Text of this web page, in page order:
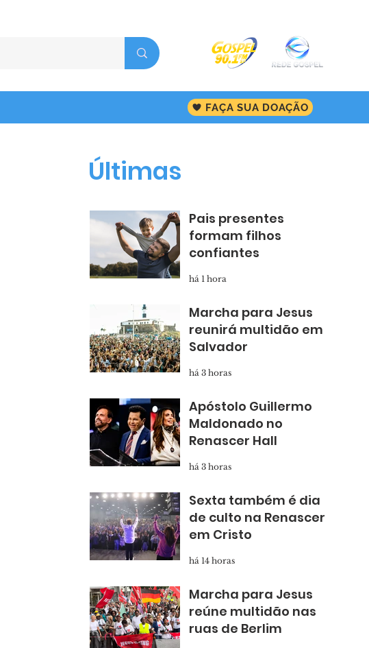
FAÇA SUA DOAÇÃO
Pais presentes
formam filhos
confiantes
há 1 hora
Marcha para Jesus
reunirá multidão em
Salvador
há 3 horas
Apóstolo Guillermo
Maldonado no
Renascer Hall
há 3 horas
Sexta também é dia
de culto na Renascer
em Cristo
há 14 horas
Marcha para Jesus
reúne multidão nas
ruas de Berlim
Últimas